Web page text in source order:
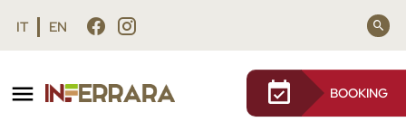
Vai al contenuto principale
Vai al footer
IT EN
BOOKING
“Ferrovia Soprelevata”: al Teatro